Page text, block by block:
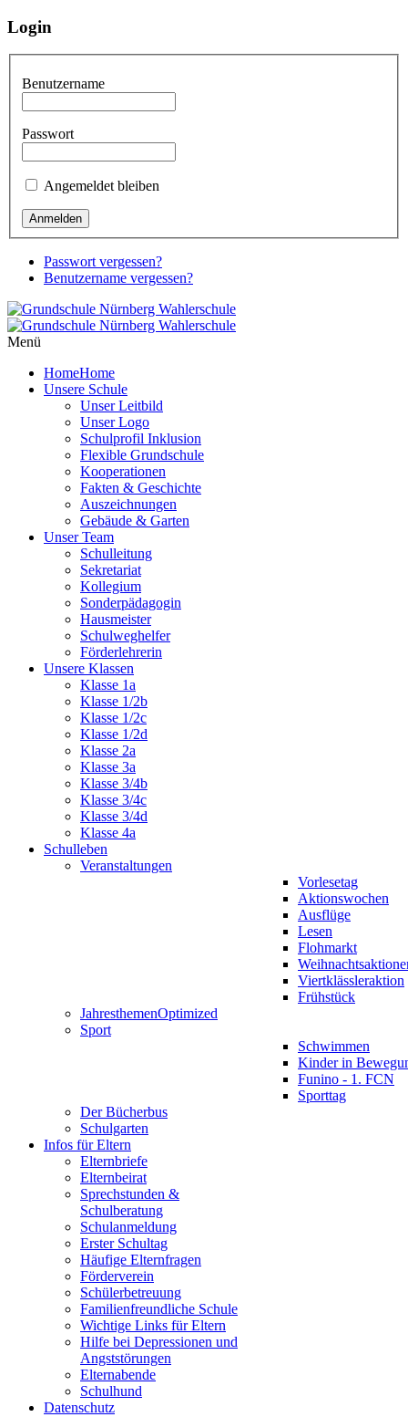
Login
Benutzername
Passwort
Angemeldet bleiben
Passwort vergessen?
Benutzername vergessen?
Menü
HomeHome
Unsere Schule
Unser Leitbild
Unser Logo
Schulprofil Inklusion
Flexible Grundschule
Kooperationen
Fakten & Geschichte
Auszeichnungen
Gebäude & Garten
Unser Team
Schulleitung
Sekretariat
Kollegium
Sonderpädagogin
Hausmeister
Schulweghelfer
Förderlehrerin
Unsere Klassen
Klasse 1a
Klasse 1/2b
Klasse 1/2c
Klasse 1/2d
Klasse 2a
Klasse 3a
Klasse 3/4b
Klasse 3/4c
Klasse 3/4d
Klasse 4a
Schulleben
Veranstaltungen
Vorlesetag
Aktionswochen
Ausflüge
Lesen
Flohmarkt
Viertklässleraktion
Frühstück
JahresthemenOptimized
Sport
Schwimmen
Kinder in
Funino - 1. FCN
Sporttag
Der Bücherbus
Schulgarten
Infos für Eltern
Elternbriefe
Elternbeirat
Sprechstunden &
Schulberatung
Schulanmeldung
Erster Schultag
Häufige Elternfragen
Förderverein
Schülerbetreuung
Familienfreundliche Schule
Wichtige Links für Eltern
Hilfe bei Depressionen und
Angststörungen
Elternabende
Schulhund
Datenschutz